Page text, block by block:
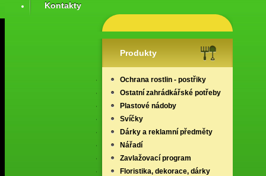
Kontakty
Produkty
Ochrana rostlin - postřiky
Ostatní zahrádkářské potřeby
Plastové nádoby
Svíčky
Dárky a reklamní předměty
Nářadí
Zavlažovací program
Floristika, dekorace, dárky